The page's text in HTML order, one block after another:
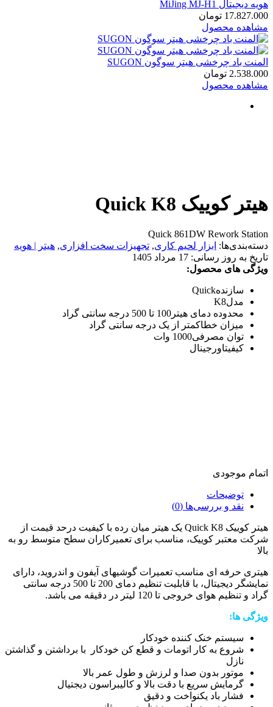
هویه دیجیتال MiJing MJ-H1
17.827.000 تومان
مشاهده محصول
المنت باد چرخشی هیتر سوگون SUGON
2.538.000 تومان
مشاهده محصول
هیتر کوییک Quick K8
Quick 861DW Rework Station
دسته‌بندی‌ها: ابزار لحیم کاری, تجهیزات سخت افزاری, هیتر | هویه
تاریخ به روز رسانی: 17 مرداد 1405
ویژگی های محصول:
سازندهQuick
مدلK8
محدوده دمای هیتر 100 تا 500 درجه سانتی گراد
میزان خطاکمتر از یک درجه سانتی گراد
توان مصرفی1000 وات
کیفیتاورجینال
اتمام موجودی
توضیحات
نقد و بررسی‌ها (0)
هیتر کوییک Quick K8 یک هیتر میان رده با کیفیت درحد قیمت از
شرکت معتبر کوییک، مناسب برای تعمیرکاران سطح متوسط رو به
بالا
هیتری حرفه ای مناسب تعمیرات گوشیهای آیفون و اندروید، دارای
نمایشگر دیجیتال، با قابلیت تنظیم دمای 200 تا 500 درجه سانتی
گراد و تنظیم هوای خروجی تا 120 لیتر در دقیقه می باشد.
ویژگی ها:
سیستم خنک کننده خودکار
شروع به کار اتومات و قطع کن خودکار با برداشتن و گذاشتن
نازل
موتور بدون صدا و لرزش و طول عمر بالا
گرمایش سریع با دقت بالا و کالیبراسون دیجتیال
فشار باد یکنواخت و دقیق